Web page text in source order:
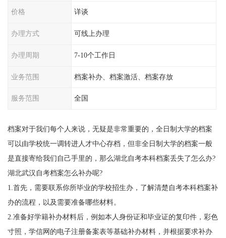
价格 详谈
办理方式 可线上办理
办理周期 7-10个工作日
业务范围 档案补办、档案激活、档案存放
服务范围 全国
档案对于我们每个人来说，无疑是非常重要的，全日制大学的档案
可以由学校统一调转进人才中心存档，但非全日制大学的档案一般
是直接寄给我们自己手里的，那么湖北自考本科档案丢失了怎么办?
湖北武汉自考档案怎么补办呢?
1.首先，需要联系你所毕业的学校招生办，了解清楚自考本科档案补
办的流程，以及需要准备哪些材料。
2.准备好学籍补办材料后，例如本人身份证和毕业证的复印件，彩色
寸照，学信网的电子注册备案表等基础补办材料，并根据要求补办